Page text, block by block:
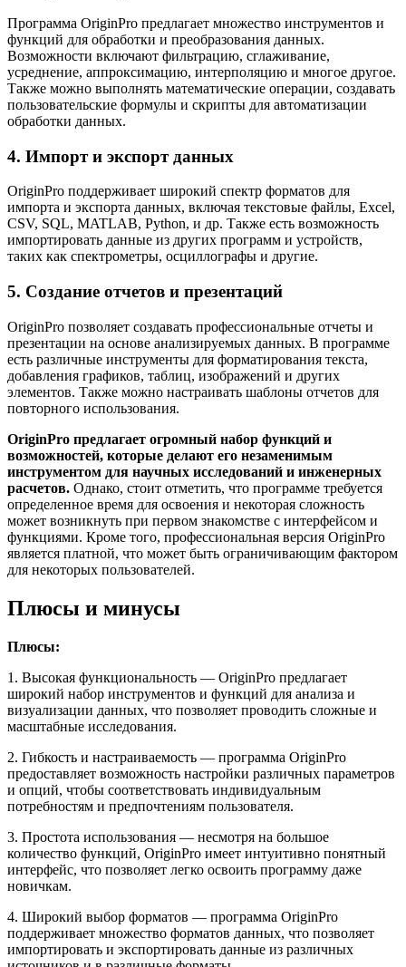
Программа OriginPro предлагает множество инструментов и
функций для обработки и преобразования данных.
Возможности включают фильтрацию, сглаживание,
усреднение, аппроксимацию, интерполяцию и многое другое.
Также можно выполнять математические операции, создавать
пользовательские формулы и скрипты для автоматизации
обработки данных.
4. Импорт и экспорт данных
OriginPro поддерживает широкий спектр форматов для
импорта и экспорта данных, включая текстовые файлы, Excel,
CSV, SQL, MATLAB, Python, и др. Также есть возможность
импортировать данные из других программ и устройств,
таких как спектрометры, осциллографы и другие.
5. Создание отчетов и презентаций
OriginPro позволяет создавать профессиональные отчеты и
презентации на основе анализируемых данных. В программе
есть различные инструменты для форматирования текста,
добавления графиков, таблиц, изображений и других
элементов. Также можно настраивать шаблоны отчетов для
повторного использования.
OriginPro предлагает огромный набор функций и
возможностей, которые делают его незаменимым
инструментом для научных исследований и инженерных
расчетов. Однако, стоит отметить, что программе требуется
определенное время для освоения и некоторая сложность
может возникнуть при первом знакомстве с интерфейсом и
функциями. Кроме того, профессиональная версия OriginPro
является платной, что может быть ограничивающим фактором
для некоторых пользователей.
Плюсы и минусы
Плюсы:
1. Высокая функциональность — OriginPro предлагает
широкий набор инструментов и функций для анализа и
визуализации данных, что позволяет проводить сложные и
масштабные исследования.
2. Гибкость и настраиваемость — программа OriginPro
предоставляет возможность настройки различных параметров
и опций, чтобы соответствовать индивидуальным
потребностям и предпочтениям пользователя.
3. Простота использования — несмотря на большое
количество функций, OriginPro имеет интуитивно понятный
интерфейс, что позволяет легко освоить программу даже
новичкам.
4. Широкий выбор форматов — программа OriginPro
поддерживает множество форматов данных, что позволяет
импортировать и экспортировать данные из различных